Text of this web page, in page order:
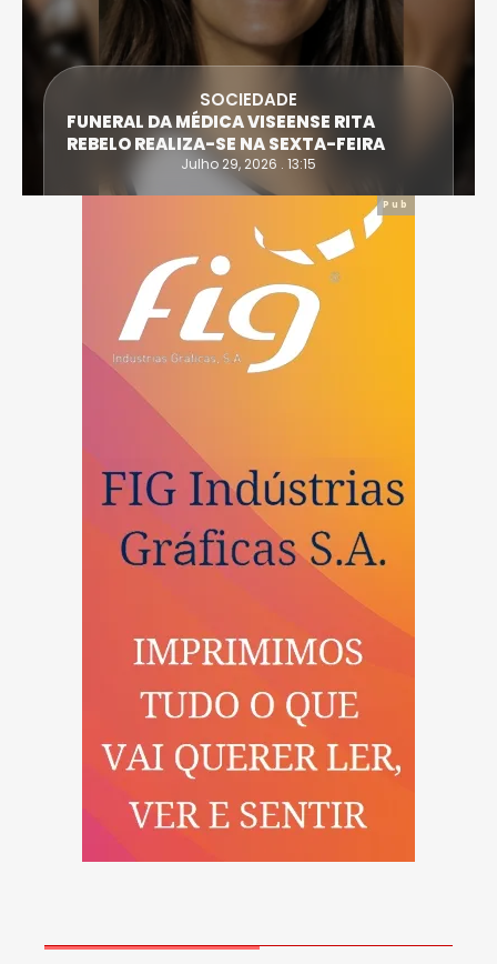
SOCIEDADE
FUNERAL DA MÉDICA VISEENSE RITA
REBELO REALIZA-SE NA SEXTA-FEIRA
Julho 29, 2026 . 13:15
Pub